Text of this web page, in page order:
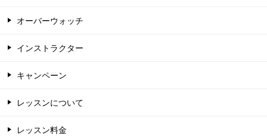
オーバーウォッチ
インストラクター
キャンペーン
レッスンについて
レッスン料金